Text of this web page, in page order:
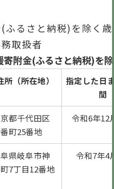
ふるさと納税)を除く
取扱者
寄附金(ふるさと納税)を
所（所在地）
指定した日
間
都千代田区
町25番地
令和6年12
県岐阜市神
7丁目12番地
令和7年4